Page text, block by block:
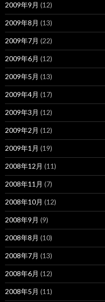
2009年9月 (12)
2009年8月 (13)
2009年7月 (22)
2009年6月 (12)
2009年5月 (13)
2009年4月 (17)
2009年3月 (12)
2009年2月 (12)
2009年1月 (19)
2008年12月 (11)
2008年11月 (7)
2008年10月 (12)
2008年9月 (9)
2008年8月 (10)
2008年7月 (13)
2008年6月 (12)
2008年5月 (11)